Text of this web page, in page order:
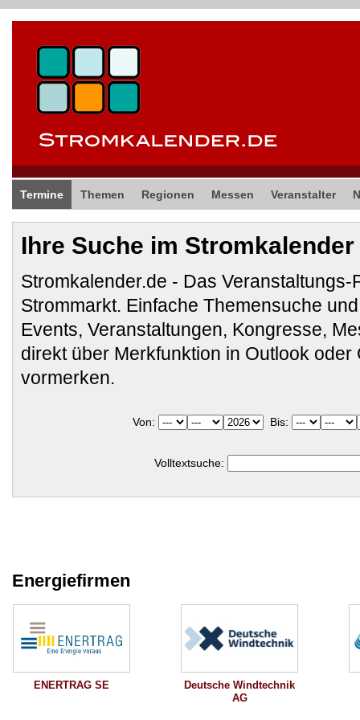
Termine Themen Regionen Messen Veranstalter
Ihre Suche im Stromkalender
Stromkalender.de - Das Veranstaltungs-
Strommarkt. Einfache Themensuche
Events, Veranstaltungen, Kongresse,
direkt über Merkfunktion in Outlook oder
vormerken.
Von: Bis:
Volltextsuche:
Energiefirmen
ENERTRAG SE
Deutsche Windtechnik
AG